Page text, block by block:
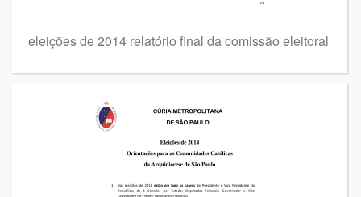
eleições de 2014 relatório final da comissão eleitoral